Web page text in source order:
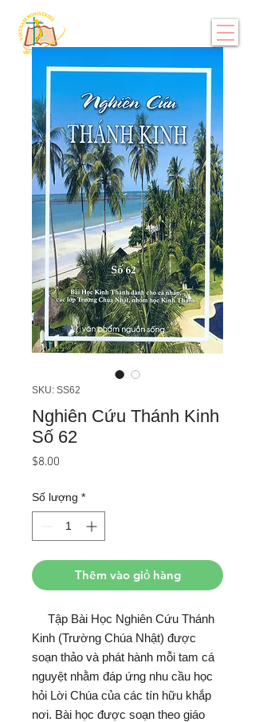
SKU: SS62
Nghiên Cứu Thánh Kinh
Số 62
$8.00
Số lượng *
Thêm vào giỏ hàng
Tập Bài Học Nghiên Cứu Thánh
Kinh (Trường Chúa Nhật) được
soạn thảo và phát hành mỗi tam cá
nguyệt nhằm đáp ứng nhu cầu học
hỏi Lời Chúa của các tín hữu khắp
nơi. Bài học được soạn theo giáo